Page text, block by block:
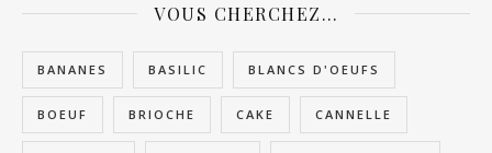
VOUS CHERCHEZ…
BANANES BASILIC BLANCS D'OEUFS
BOEUF BRIOCHE CAKE CANNELLE